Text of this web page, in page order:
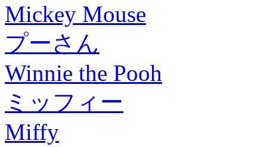
Mickey Mouse
プーさん
Winnie the Pooh
ミッフィー
Miffy